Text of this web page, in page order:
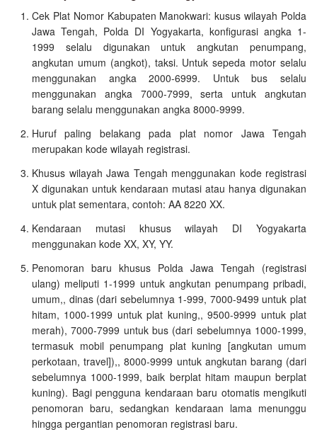
Cek Plat Nomor Kabupaten Manokwari: kusus wilayah Polda
Jawa Tengah, Polda DI Yogyakarta, konfigurasi angka 1-
1999 selalu digunakan untuk angkutan penumpang,
angkutan umum (angkot), taksi. Untuk sepeda motor selalu
menggunakan angka 2000-6999. Untuk bus selalu
menggunakan angka 7000-7999, serta untuk angkutan
barang selalu menggunakan angka 8000-9999.
Huruf paling belakang pada plat nomor Jawa Tengah
merupakan kode wilayah registrasi.
Khusus wilayah Jawa Tengah menggunakan kode registrasi
X digunakan untuk kendaraan mutasi atau hanya digunakan
untuk plat sementara, contoh: AA 8220 XX.
Kendaraan mutasi khusus wilayah DI Yogyakarta
menggunakan kode XX, XY, YY.
Penomoran baru khusus Polda Jawa Tengah (registrasi
ulang) meliputi 1-1999 untuk angkutan penumpang pribadi,
umum,, dinas (dari sebelumnya 1-999, 7000-9499 untuk plat
hitam, 1000-1999 untuk plat kuning,, 9500-9999 untuk plat
merah), 7000-7999 untuk bus (dari sebelumnya 1000-1999,
termasuk mobil penumpang plat kuning [angkutan umum
perkotaan, travel]),, 8000-9999 untuk angkutan barang (dari
sebelumnya 1000-1999, baik berplat hitam maupun berplat
kuning). Bagi pengguna kendaraan baru otomatis mengikuti
penomoran baru, sedangkan kendaraan lama menunggu
hingga pergantian penomoran registrasi baru.